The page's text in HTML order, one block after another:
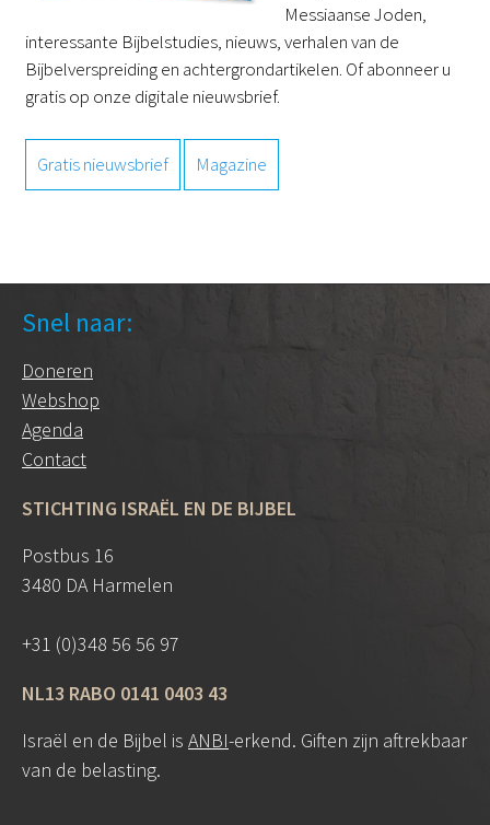
Messiaanse Joden,
interessante Bijbelstudies, nieuws, verhalen van de
Bijbelverspreiding en achtergrondartikelen. Of abonneer u
gratis op onze digitale nieuwsbrief.
Gratis nieuwsbrief Magazine
Snel naar:
Doneren
Webshop
Agenda
Contact
STICHTING ISRAËL EN DE BIJBEL
Postbus 16
3480 DA Harmelen
+31 (0)348 56 56 97
NL13 RABO 0141 0403 43
Israël en de Bijbel is ANBI-erkend. Giften zijn aftrekbaar
van de belasting.